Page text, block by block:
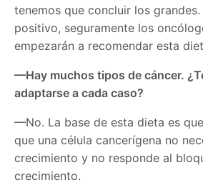
tenemos que concluir los
positivo, seguramente los
empezarán a recomendar esta
—Hay muchos tipos de cáncer.
adaptarse a cada caso?
—No. La base de esta dieta es
que una célula cancerígena no
crecimiento y no responde al
crecimiento.